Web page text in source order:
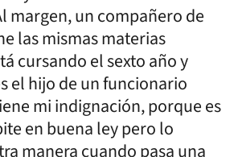
margen, un compañero de
las mismas materias
cursando el sexto año y
el hijo de un funcionario
mi indignación, porque es
en buena ley pero lo
manera cuando pasa una